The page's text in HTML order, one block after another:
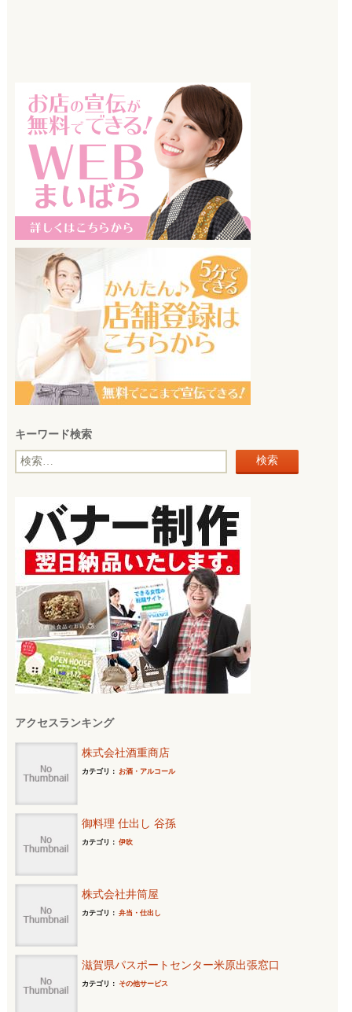
キーワード検索
検
アクセスランキング
株式会社酒重商店
カテゴリ： お酒・アルコール
御料理 仕出し 谷孫
カテゴリ： 伊吹
株式会社井筒屋
カテゴリ： 弁当・仕出し
滋賀県パスポートセンター米原出張窓口
カテゴリ： その他サービス